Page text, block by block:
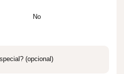
No
(opcional)